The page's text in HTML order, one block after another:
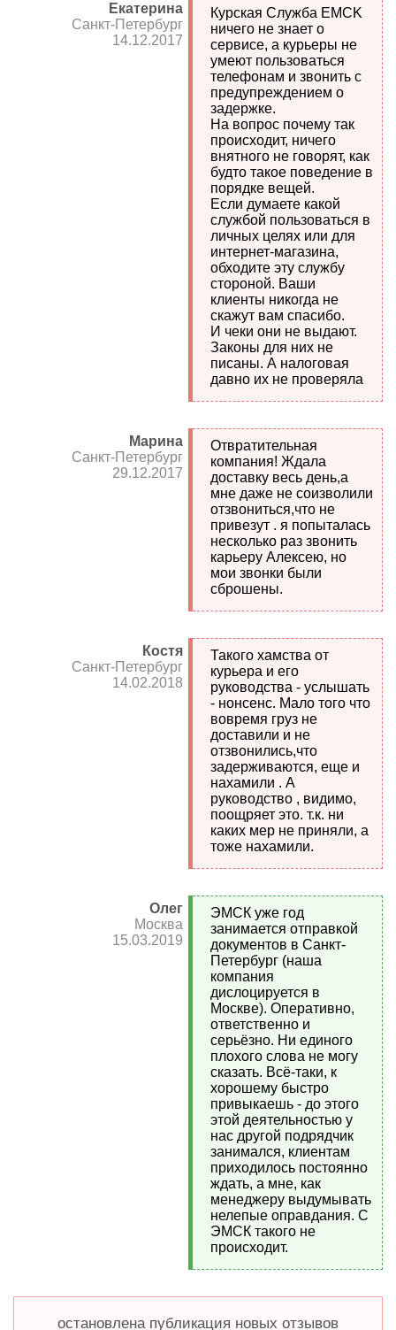
Екатерина
Санкт-Петербург
14.12.2017
Курская Служба EMCK
ничего не знает о
сервисе, а курьеры не
умеют пользоваться
телефонам и звонить с
предупреждением о
задержке.
На вопрос почему так
происходит, ничего
внятного не говорят, как
будто такое поведение в
порядке вещей.
Если думаете какой
службой пользоваться в
личных целях или для
интернет-магазина,
обходите эту службу
стороной. Ваши
клиенты никогда не
скажут вам спасибо.
И чеки они не выдают.
Законы для них не
писаны. А налоговая
давно их не проверяла
Марина
Санкт-Петербург
29.12.2017
Отвратительная
компания! Ждала
доставку весь день,а
мне даже не соизволили
отзвониться,что не
привезут . я попыталась
несколько раз звонить
карьеру Алексею, но
мои звонки были
сброшены.
Костя
Санкт-Петербург
14.02.2018
Такого хамства от
курьера и его
руководства - услышать
- нонсенс. Мало того что
вовремя груз не
доставили и не
отзвонились,что
задерживаются, еще и
нахамили . А
руководство , видимо,
поощряет это. т.к. ни
каких мер не приняли, а
тоже нахамили.
Олег
Москва
15.03.2019
ЭМСК уже год
занимается отправкой
документов в Санкт-
Петербург (наша
компания
дислоцируется в
Москве). Оперативно,
ответственно и
серьёзно. Ни единого
плохого слова не могу
сказать. Всё-таки, к
хорошему быстро
привыкаешь - до этого
этой деятельностью у
нас другой подрядчик
занимался, клиентам
приходилось постоянно
ждать, а мне, как
менеджеру выдумывать
нелепые оправдания. С
ЭМСК такого не
происходит.
остановлена публикация новых отзывов